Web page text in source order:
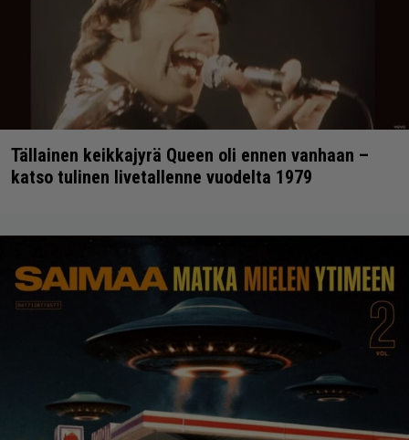
Tällainen keikkajyrä Queen oli ennen vanhaan –
katso tulinen livetallenne vuodelta 1979